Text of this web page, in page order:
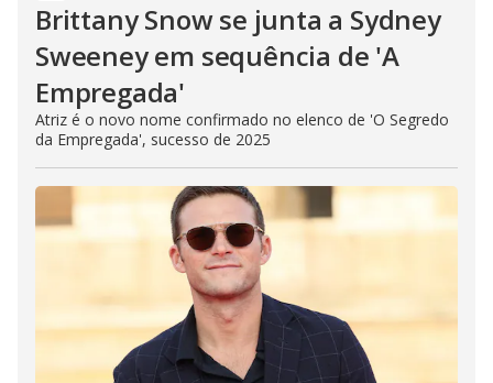
Brittany Snow se junta a Sydney
Sweeney em sequência de ​'A
Empregada​'
Atriz é o novo nome confirmado no elenco de 'O Segredo
da Empregada', sucesso de 2025